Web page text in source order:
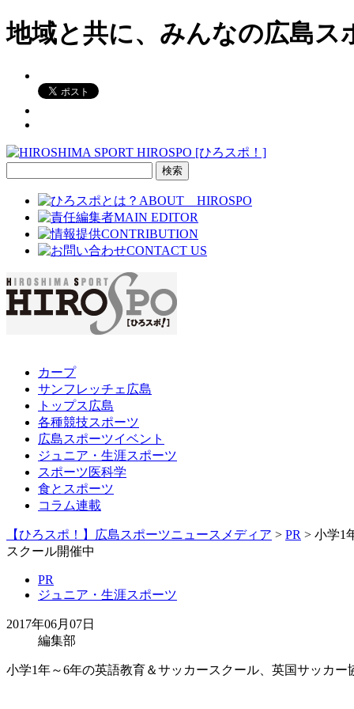
地域と共に、みんなの広島ス
カープ
サンフレッチェ広島
トップス広島
各種競技スポーツ
広島スポーツイベント
ジュニア・生涯スポーツ
スポーツ医科学
食とスポーツ
コラム連載
【ひろスポ！】広島スポーツニュースメディア > PR > 小学1
スクール開催中
PR
ジュニア・生涯スポーツ
2017年06月07日
編集部
小学1年～6年の英語教育＆サッカースクール、英国サッカ